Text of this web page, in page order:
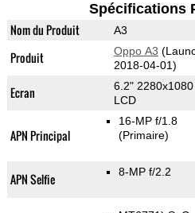
Spécifications
Nom du Produit A3
Produit Oppo A3
2018-04-01)
Ecran
6.2" 2280x1080
LCD
APN Principal
16-MP f/1.8
(Primaire)
APN Selfie 8-MP f/2.2